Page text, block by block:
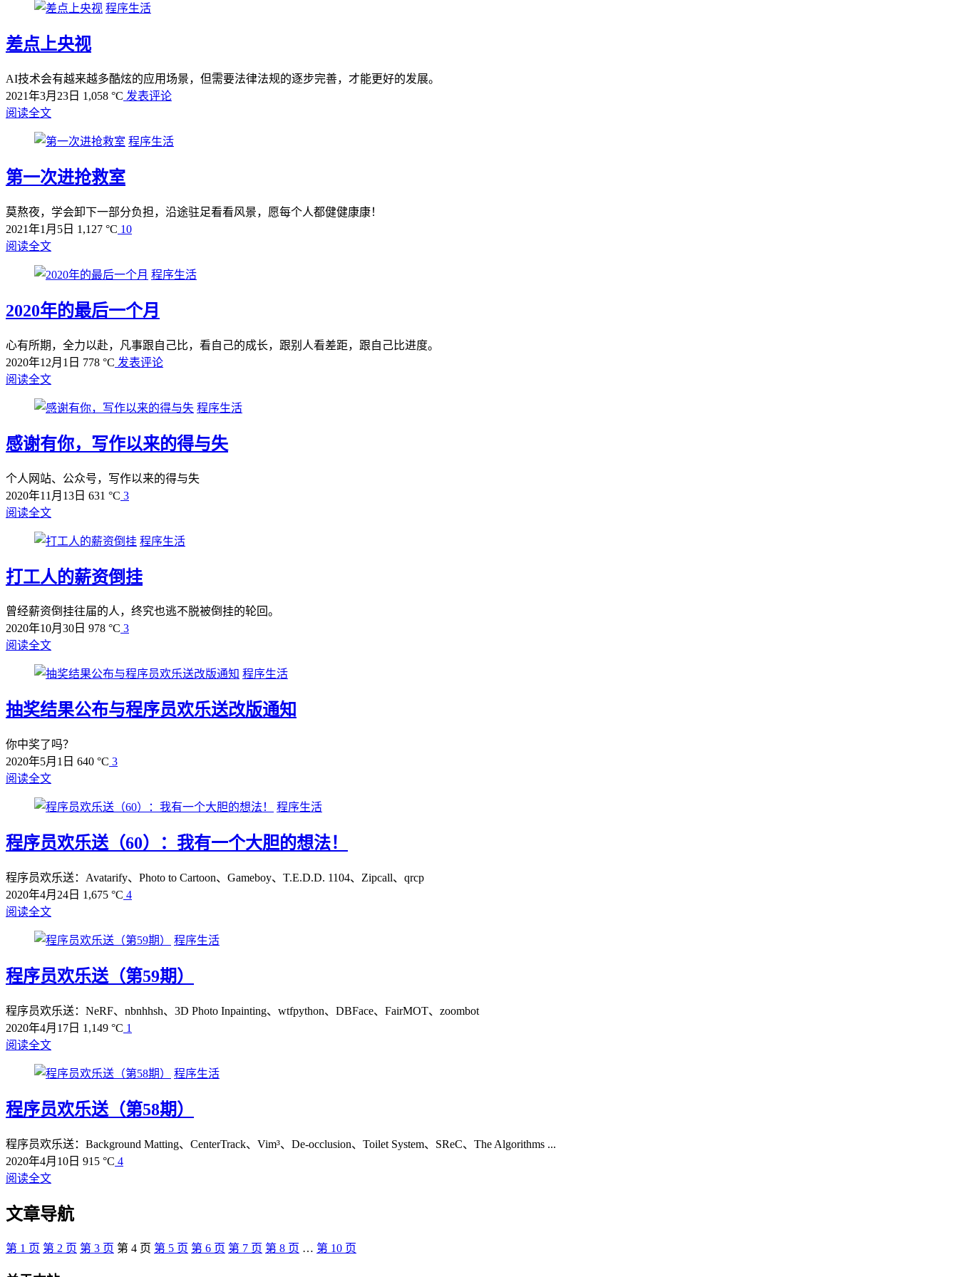
程序生活
差点上央视
AI技术会有越来越多酷炫的应用场景，但需要法律法规的逐步完善，才能更好的发展。
2021年3月23日 1,058 °C 发表评论
阅读全文
程序生活
第一次进抢救室
莫熬夜，学会卸下一部分负担，沿途驻足看看风景，愿每个人都健健康康！
2021年1月5日 1,127 °C 10
阅读全文
程序生活
2020年的最后一个月
心有所期，全力以赴，凡事跟自己比，看自己的成长，跟别人看差距，跟自己比进度。
2020年12月1日 778 °C 发表评论
阅读全文
程序生活
感谢有你，写作以来的得与失
个人网站、公众号，写作以来的得与失
2020年11月13日 631 °C 3
阅读全文
程序生活
打工人的薪资倒挂
曾经薪资倒挂往届的人，终究也逃不脱被倒挂的轮回。
2020年10月30日 978 °C 3
阅读全文
程序生活
抽奖结果公布与程序员欢乐送改版通知
你中奖了吗？
2020年5月1日 640 °C 3
阅读全文
程序生活
程序员欢乐送（60）：我有一个大胆的想法！
程序员欢乐送：Avatarify、Photo to Cartoon、Gameboy、T.E.D.D. 1104、Zipcall、qrcp
2020年4月24日 1,675 °C 4
阅读全文
程序生活
程序员欢乐送（第59期）
程序员欢乐送：NeRF、nbnhhsh、3D Photo Inpainting、wtfpython、DBFace、FairMOT、zoombot
2020年4月17日 1,149 °C 1
阅读全文
程序生活
程序员欢乐送（第58期）
程序员欢乐送：Background Matting、CenterTrack、Vim³、De-occlusion、Toilet System、SReC、The Algorithms ...
2020年4月10日 915 °C 4
阅读全文
文章导航
第 1 页 第 2 页 第 3 页 第 4 页 第 5 页 第 6 页 第 7 页 第 8 页 … 第 10 页